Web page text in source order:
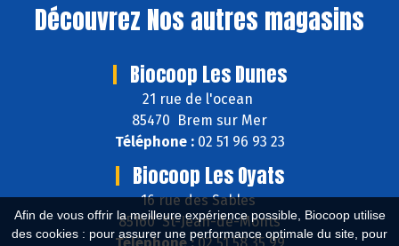
Afin de vous offrir la meilleure expérience possible, Biocoop utilise
des cookies : pour assurer une performance optimale du site, pour
Découvrez Nos autres magasins
Biocoop Les Dunes
21 rue de l'ocean
85470 Brem sur Mer
Téléphone :02 51 96 93 23
Biocoop Les Oyats
16 rue des Sables
85160 St-Jean-de-Monts